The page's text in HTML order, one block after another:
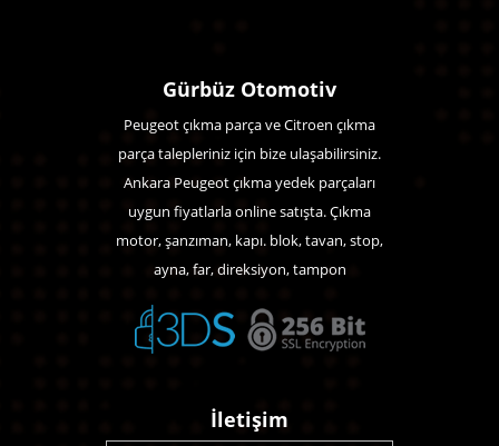
Gürbüz Otomotiv
Peugeot çıkma parça ve Citroen çıkma
parça talepleriniz için bize ulaşabilirsiniz.
Ankara Peugeot çıkma yedek parçaları
uygun fiyatlarla online satışta. Çıkma
motor, şanzıman, kapı. blok, tavan, stop,
ayna, far, direksiyon, tampon
İletişim